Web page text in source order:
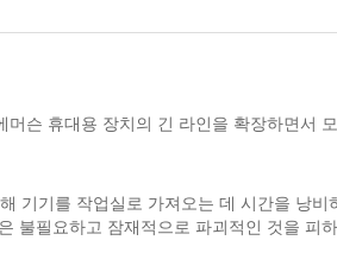
슨 휴대용 장치의 긴 라인을 확장하면서
기기를 작업실로 가져오는 데 시간을 낭
불필요하고 잠재적으로 파괴적인 것을 피